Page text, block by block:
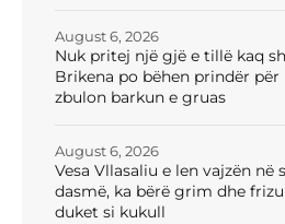
Nuk pritej një gjë e tillë kaq
Brikena po bëhen prindër për
zbulon barkun e gruas
August 6, 2026
Vesa Vllasaliu e len vajzën në
dasmë, ka bërë grim dhe
duket si kukull
August 6, 2026